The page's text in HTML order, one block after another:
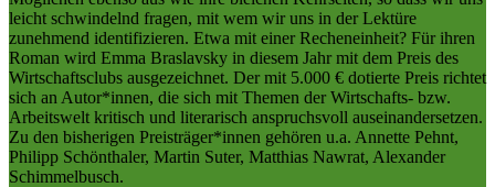
leicht schwindelnd fragen, mit wem wir uns in der Lektüre
zunehmend identifizieren. Etwa mit einer Recheneinheit? Für ihren
Roman wird Emma Braslavsky in diesem Jahr mit dem Preis des
Wirtschaftsclubs ausgezeichnet. Der mit 5.000 € dotierte Preis richtet
sich an Autor*innen, die sich mit Themen der Wirtschafts- bzw.
Arbeitswelt kritisch und literarisch anspruchsvoll auseinandersetzen.
Zu den bisherigen Preisträger*innen gehören u.a. Annette Pehnt,
Philipp Schönthaler, Martin Suter, Matthias Nawrat, Alexander
Schimmelbusch.